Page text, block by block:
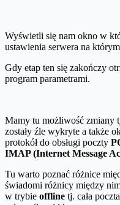
Wyświetli się nam okno w
ustawienia serwera na
Gdy etap ten się zakończy
program parametrami.
Mamy tu możliwość zmiany
zostały źle wykryte a także
protokół do obsługi poczty
IMAP (Internet Message
Tu warto poznać różnice
świadomi różnicy między
w trybie offline tj. cała